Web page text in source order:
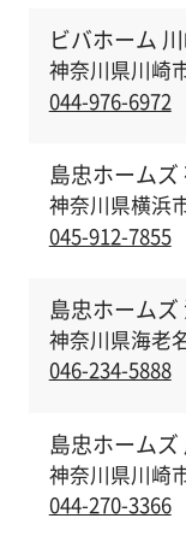
ビバホーム
神奈川県川崎
044-976-6972
島忠ホームズ
神奈川県横浜
045-912-7855
島忠ホームズ
神奈川県海老
046-234-5888
島忠ホーム
神奈川県川崎
044-270-3366